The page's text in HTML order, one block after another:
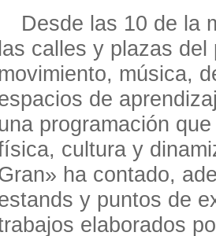
Desde las 10 de la
calles y plazas del
música,
de
programación
cultura y
ha contado,
y puntos de
elaborados